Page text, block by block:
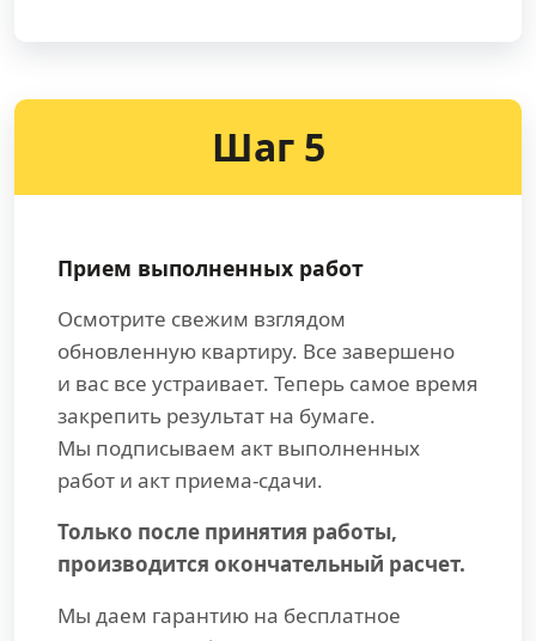
Шаг 5
Прием выполненных работ
Осмотрите свежим взглядом
обновленную квартиру. Все завершено
и вас все устраивает. Теперь самое время
закрепить результат на бумаге.
Мы подписываем акт выполненных
работ и акт приема-сдачи.
Только после принятия работы,
производится окончательный расчет.
Мы даем гарантию на бесплатное